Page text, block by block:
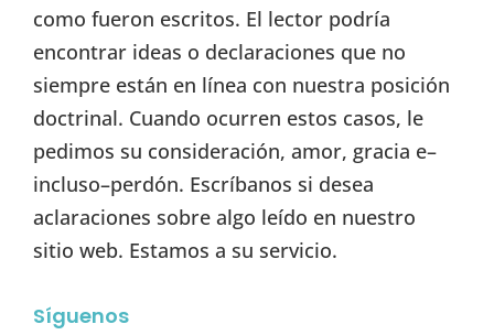
como fueron escritos. El lector podría
encontrar ideas o declaraciones que no
siempre están en línea con nuestra posición
doctrinal. Cuando ocurren estos casos, le
pedimos su consideración, amor, gracia e–
incluso–perdón. Escríbanos si desea
aclaraciones sobre algo leído en nuestro
sitio web. Estamos a su servicio.
Síguenos